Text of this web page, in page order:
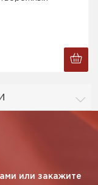
или закажите